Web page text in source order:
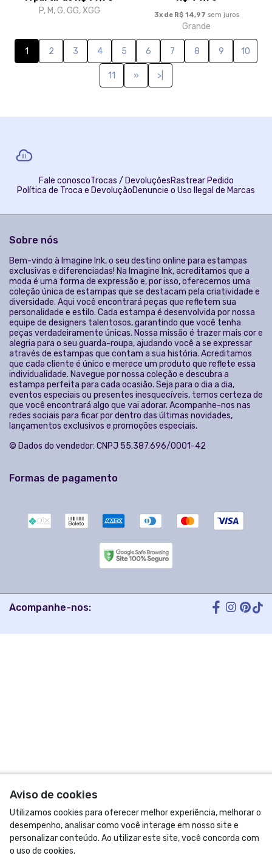
T-Shirt Husky Vibrante
A partir de R$ 79,90
P, M, G, GG, XGG
Caneca Yorkshire N
T-Shirt Yorkshire H
A partir de R$ 79,90
P, M, G, GG, XGG
Ecobag Yorkshire O
R$ 44,90
3x de R$ 14,97 sem juros
Grande
1 2 3 4 5 6 7 8 9
11 » >|
Aviso de cookies
Utilizamos cookies para oferecer melhor experiência, melhorar o
desempenho, analisar como você interage em nosso site e
personalizar conteúdo. Ao utilizar este site, você concorda com
o uso de cookies.
Trocas / Devoluções
Sobre nós
Bem-vindo à Imagine Ink, o seu destino online para estampas
exclusivas e diferenciadas! Na Imagine Ink, acreditamos que a
moda é uma forma de expressão e, por isso, oferecemos uma
coleção única de estampas que se destacam pela criatividade e
equipe de designers talentosos, garantindo que você tenha
peças verdadeiramente únicas. Nossa missão é trazer mais cor e
alegria para o seu guarda-roupa, ajudando você a se expressar
que cada cliente é único e merece um produto que reflete essa